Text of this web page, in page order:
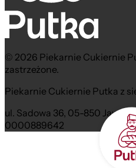
© 2026 Piekarnie Cukiernie
zastrzeżone.
Piekarnie Cukiernie Putka z
ul. Sadowa 36, 05-850
0000889642